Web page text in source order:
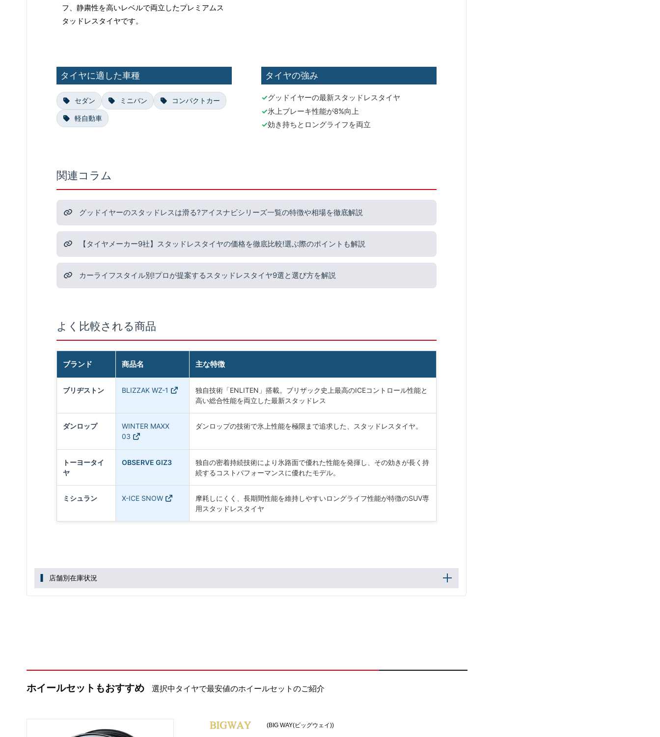
フ、静粛性を高いレベルで両立したプレミアムス
タッドレスタイヤです。
タイヤに適した車種
セダン ミニバン コンパクトカー
軽自動車
タイヤの強み
グッドイヤーの最新スタッドレスタイヤ
氷上ブレーキ性能が8%向上
効き持ちとロングライフを両立
関連コラム
グッドイヤーのスタッドレスは滑る?アイスナビシリーズ一覧の特徴や相場を徹底解説
【タイヤメーカー9社】スタッドレスタイヤの価格を徹底比較!選ぶ際のポイントも解説
カーライフスタイル別!プロが提案するスタッドレスタイヤ9選と選び方を解説
よく比較される商品
ブランド 商品名 主な特徴
ブリヂストン BLIZZAK WZ-1
独自技術「ENLITEN」搭載。ブリザック史上最高のICEコントロール性能と
高い総合性能を両立した最新スタッドレス
ダンロップ
WINTER MAXX
03
ダンロップの技術で氷上性能を極限まで追求した、スタッドレスタイヤ。
トーヨータイ
ヤ
OBSERVE GIZ3
独自の密着持続技術により氷路面で優れた性能を発揮し、その効きが長く持
続するコストパフォーマンスに優れたモデル。
ミシュラン X-ICE SNOW
摩耗しにくく、長期間性能を維持しやすいロングライフ性能が特徴のSUV専
用スタッドレスタイヤ
店舗別在庫状況
ホイールセットもおすすめ 選択中タイヤで最安値のホイールセットのご紹介
(BIG WAY(ビッグウェイ))